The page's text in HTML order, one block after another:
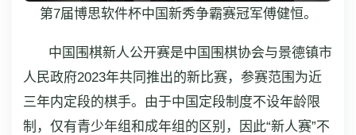
第7届博思软件杯中国新秀争霸赛冠军傅健恒。
中国围棋新人公开赛是中国围棋协会与景德镇市
人民政府2023年共同推出的新比赛，参赛范围为近
三年内定段的棋手。由于中国定段制度不设年龄限
制，仅有青少年组和成年组的区别，因此“新人赛”不